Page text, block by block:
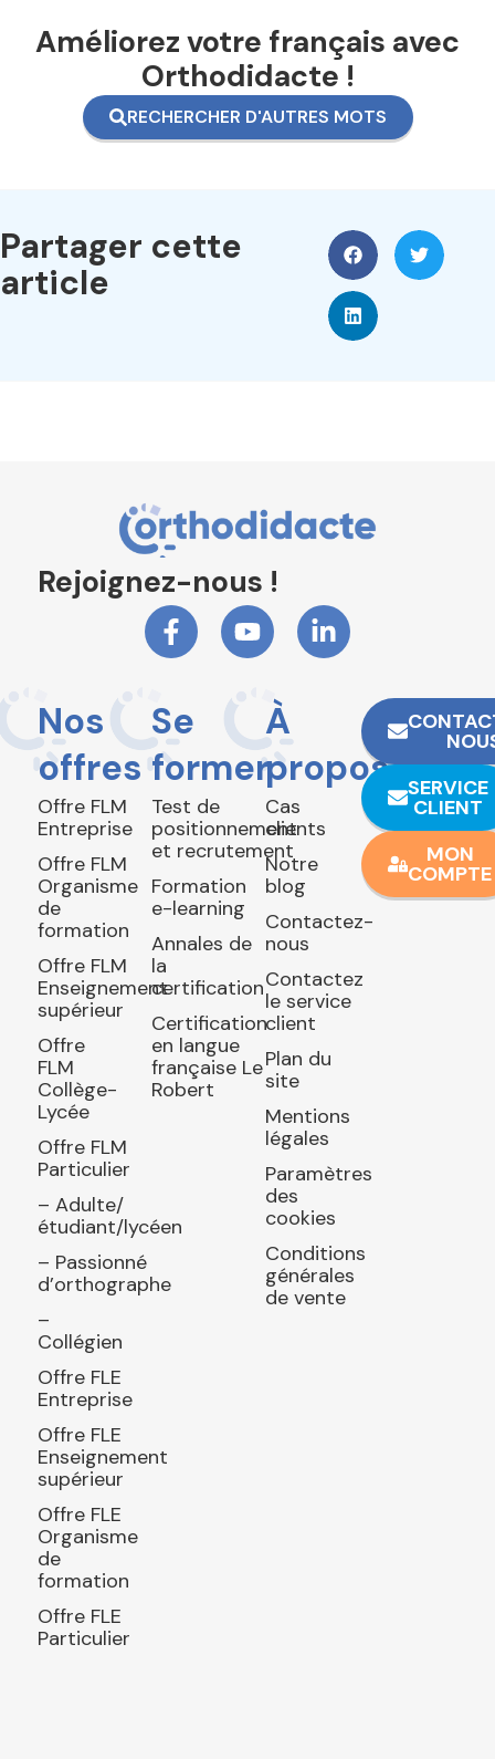
Améliorez votre français avec
Orthodidacte !
RECHERCHER D'AUTRES MOTS
Partager cette
article
Rejoignez-nous !
Nos
offres
Offre FLM
Entreprise
Offre FLM
Organisme
de
formation
Offre FLM
Enseignement
supérieur
Offre
FLM
Collège-
Lycée
Offre FLM
Particulier
– Adulte/
étudiant/lycéen
– Passionné
d’orthographe
–
Collégien
Offre FLE
Entreprise
Offre FLE
Enseignement
supérieur
Offre FLE
Organisme
de
formation
Offre FLE
Particulier
Se
former
Test de
positionnement
et recrutement
Formation
e-learning
Annales de
la
certification
Certification
en langue
française Le
Robert
À
propos
Cas
clients
Notre
blog
Contactez-
nous
Contactez
le service
client
Plan du
site
Mentions
légales
Paramètres
des
cookies
Conditions
générales
de vente
SERVICE
CLIENT
MON
COMPTE